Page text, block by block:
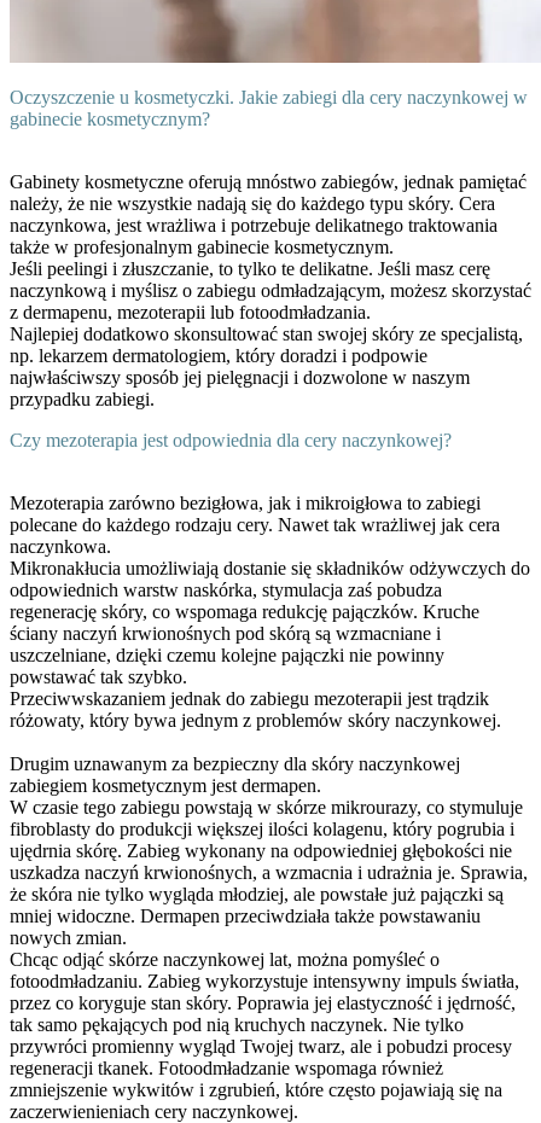
Oczyszczenie u kosmetyczki. Jakie zabiegi dla cery naczynkowej w
gabinecie kosmetycznym?
Gabinety kosmetyczne oferują mnóstwo zabiegów, jednak pamiętać
należy, że nie wszystkie nadają się do każdego typu skóry. Cera
naczynkowa, jest wrażliwa i potrzebuje delikatnego traktowania
także w profesjonalnym gabinecie kosmetycznym.
Jeśli peelingi i złuszczanie, to tylko te delikatne. Jeśli masz cerę
naczynkową i myślisz o zabiegu odmładzającym, możesz skorzystać
z dermapenu, mezoterapii lub fotoodmładzania.
Najlepiej dodatkowo skonsultować stan swojej skóry ze specjalistą,
np. lekarzem dermatologiem, który doradzi i podpowie
najwłaściwszy sposób jej pielęgnacji i dozwolone w naszym
przypadku zabiegi.
Czy mezoterapia jest odpowiednia dla cery naczynkowej?
Mezoterapia zarówno bezigłowa, jak i mikroigłowa to zabiegi
polecane do każdego rodzaju cery. Nawet tak wrażliwej jak cera
naczynkowa.
Mikronakłucia umożliwiają dostanie się składników odżywczych do
odpowiednich warstw naskórka, stymulacja zaś pobudza
regenerację skóry, co wspomaga redukcję pajączków. Kruche
ściany naczyń krwionośnych pod skórą są wzmacniane i
uszczelniane, dzięki czemu kolejne pajączki nie powinny
powstawać tak szybko.
Przeciwwskazaniem jednak do zabiegu mezoterapii jest trądzik
różowaty, który bywa jednym z problemów skóry naczynkowej.
Drugim uznawanym za bezpieczny dla skóry naczynkowej
zabiegiem kosmetycznym jest dermapen.
W czasie tego zabiegu powstają w skórze mikrourazy, co stymuluje
fibroblasty do produkcji większej ilości kolagenu, który pogrubia i
ujędrnia skórę. Zabieg wykonany na odpowiedniej głębokości nie
uszkadza naczyń krwionośnych, a wzmacnia i udrażnia je. Sprawia,
że skóra nie tylko wygląda młodziej, ale powstałe już pajączki są
mniej widoczne. Dermapen przeciwdziała także powstawaniu
nowych zmian.
Chcąc odjąć skórze naczynkowej lat, można pomyśleć o
fotoodmładzaniu. Zabieg wykorzystuje intensywny impuls światła,
przez co koryguje stan skóry. Poprawia jej elastyczność i jędrność,
tak samo pękających pod nią kruchych naczynek. Nie tylko
przywróci promienny wygląd Twojej twarz, ale i pobudzi procesy
regeneracji tkanek. Fotoodmładzanie wspomaga również
zmniejszenie wykwitów i zgrubień, które często pojawiają się na
zaczerwienieniach cery naczynkowej.